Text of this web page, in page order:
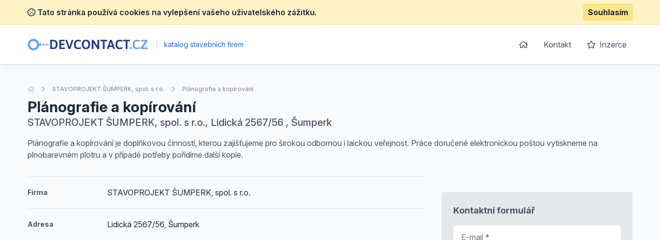
Tato stránka používá cookies na vylepšení vašeho uživatelského zážitku. Souhlasím
katalog stavebních firem Kontakt Inzerce
Úvodní stránka
STAVOPROJEKT ŠUMPERK, spol. s r.o. Plánografie a kopírování
Plánografie a kopírování
STAVOPROJEKT ŠUMPERK, spol. s r.o., Lidická 2567/56 , Šumperk
Plánografie a kopírování je doplňkovou činností, kterou zajišťujeme pro širokou odbornou i laickou veřejnost. Práce doručené elektronickou poštou vytiskneme na
plnobarevném plotru a v případě potřeby pořídíme další kopie.
Firma STAVOPROJEKT ŠUMPERK, spol. s r.o.
Adresa Lidická 2567/56, Šumperk
Kontaktní formulář